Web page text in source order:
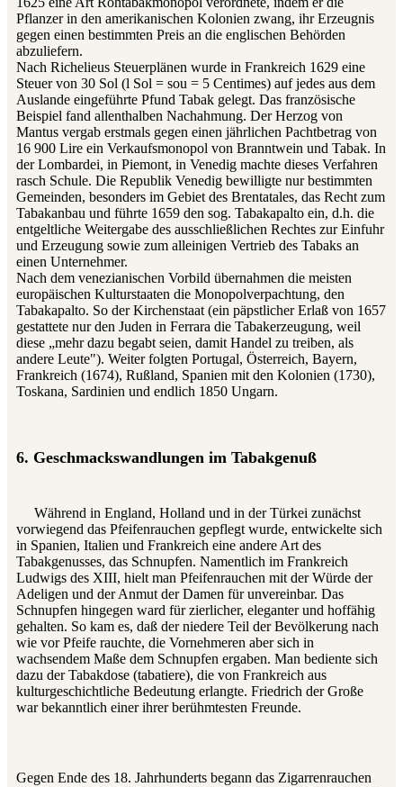
Pflanzer in den amerikanischen Kolonien zwang, ihr Erzeugnis
gegen einen bestimmten Preis an die englischen Behörden
abzuliefern.
Nach Richelieus Steuerplänen wurde in Frankreich 1629 eine
Steuer von 30 Sol (l Sol = sou = 5 Centimes) auf jedes aus dem
Auslande eingeführte Pfund Tabak gelegt. Das französische
Beispiel fand allenthalben Nachahmung. Der Herzog von
Mantus vergab erstmals gegen einen jährlichen Pachtbetrag von
16 900 Lire ein Verkaufsmonopol von Branntwein und Tabak. In
der Lombardei, in Piemont, in Venedig machte dieses Verfahren
rasch Schule. Die Republik Venedig bewilligte nur bestimmten
Gemeinden, besonders im Gebiet des Brentatales, das Recht zum
Tabakanbau und führte 1659 den sog. Tabakapalto ein, d.h. die
entgeltliche Weitergabe des ausschließlichen Rechtes zur Einfuhr
und Erzeugung sowie zum alleinigen Vertrieb des Tabaks an
einen Unternehmer.
Nach dem venezianischen Vorbild übernahmen die meisten
europäischen Kulturstaaten die Monopolverpachtung, den
Tabakapalto. So der Kirchenstaat (ein päpstlicher Erlaß von 1657
gestattete nur den Juden in Ferrara die Tabakerzeugung, weil
diese „mehr dazu begabt seien, damit Handel zu treiben, als
andere Leute"). Weiter folgten Portugal, Österreich, Bayern,
Frankreich (1674), Rußland, Spanien mit den Kolonien (1730),
Toskana, Sardinien und endlich 1850 Ungarn.
6. Geschmackswandlungen im Tabakgenuß
Während in England, Holland und in der Türkei zunächst
vorwiegend das Pfeifenrauchen gepflegt wurde, entwickelte sich
in Spanien, Italien und Frankreich eine andere Art des
Tabakgenusses, das Schnupfen. Namentlich im Frankreich
Ludwigs des XIII, hielt man Pfeifenrauchen mit der Würde der
Adeligen und der Anmut der Damen für unvereinbar. Das
Schnupfen hingegen ward für zierlicher, eleganter und hoffähig
gehalten. So kam es, daß der niedere Teil der Bevölkerung nach
wie vor Pfeife rauchte, die Vornehmeren aber sich in
wachsendem Maße dem Schnupfen ergaben. Man bediente sich
dazu der Tabakdose (tabatiere), die von Frankreich aus
kulturgeschichtliche Bedeutung erlangte. Friedrich der Große
war bekanntlich einer ihrer berühmtesten Freunde.
Gegen Ende des 18. Jahrhunderts begann das Zigarrenrauchen